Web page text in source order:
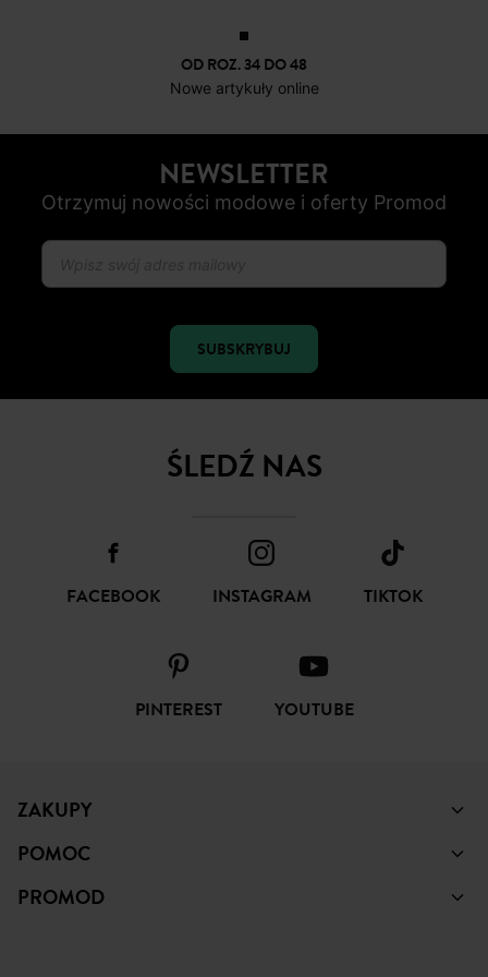
OD ROZ. 34 DO 48
Nowe artykuły online
NEWSLETTER
Otrzymuj nowości modowe i oferty Promod
SUBSKRYBUJ
ŚLEDŹ NAS
FACEBOOK INSTAGRAM TIKTOK
PINTEREST YOUTUBE
ZAKUPY
POMOC
PROMOD